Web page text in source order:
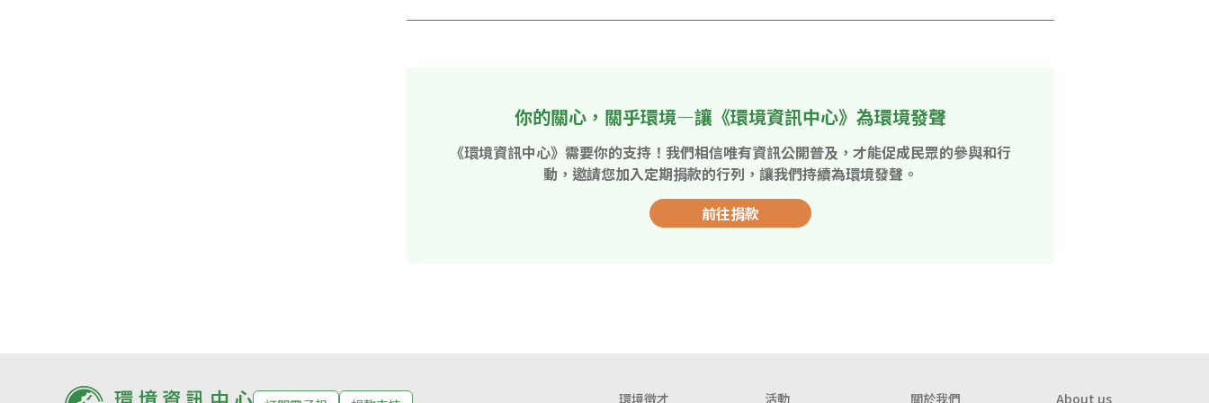
你的關心，關乎環境—讓《環境資訊中心》為環境發聲
《環境資訊中心》需要你的支持！我們相信唯有資訊公開普及，才能促成民眾的參與和行
動，邀請您加入定期捐款的行列，讓我們持續為環境發聲。
前往捐款
環境徵才 活動 關於我們 About us